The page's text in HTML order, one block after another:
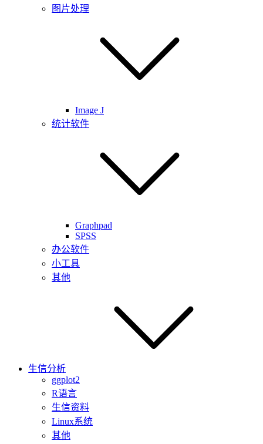
图片处理
Image J
统计软件
Graphpad
SPSS
办公软件
小工具
其他
生信分析
ggplot2
R语言
生信资料
Linux系统
其他